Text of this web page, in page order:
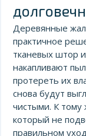
Деревянные
практичное
тканевых штор
накапливают
протереть их
снова будут
чистыми. К тому
который не
правильном